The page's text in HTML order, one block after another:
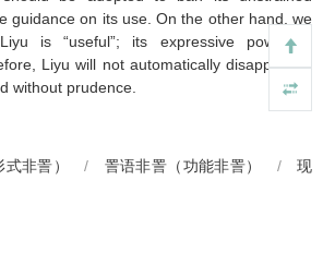
guidance on its use. On the other hand, we
is “useful”; its expressive power is
Liyu will not automatically disappear; it
without prudence.
非詈） / 詈语非詈（功能非詈） /
现